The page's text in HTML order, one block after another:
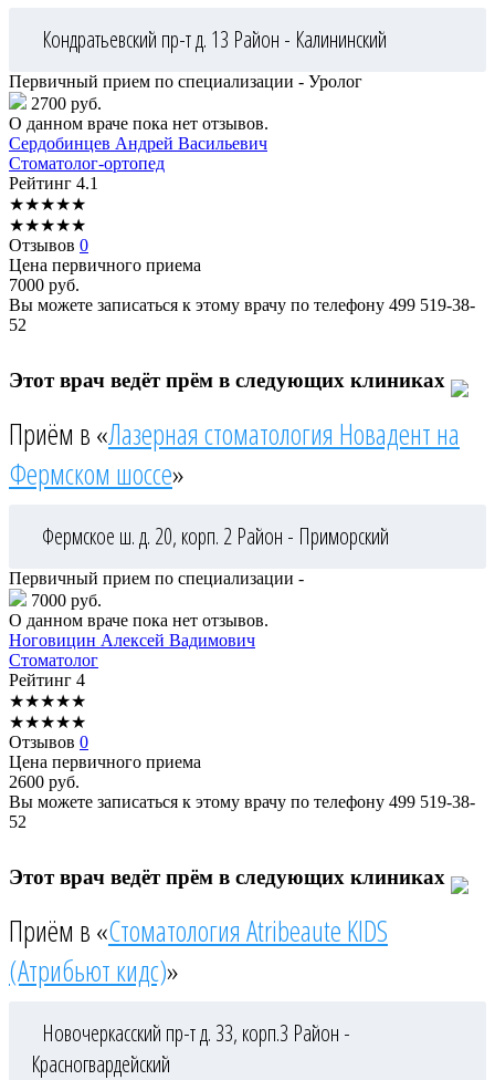
Кондратьевский пр-т д. 13 Район - Калининский
Первичный прием по специализации - Уролог
2700 руб.
О данном враче пока нет отзывов.
Сердобинцев Андрей Васильевич
Стоматолог-ортопед
Рейтинг 4.1
★★★★★
★★★★★
Отзывов 0
Цена первичного приема
7000 руб.
Вы можете записаться к этому врачу по телефону 499 519-38-
52
Этот врач ведёт прём в следующих клиниках
Приём в «Лазерная стоматология Новадент на
Фермском шоссе»
Фермское ш. д. 20, корп. 2 Район - Приморский
Первичный прием по специализации -
7000 руб.
О данном враче пока нет отзывов.
Ноговицин Алексей Вадимович
Стоматолог
Рейтинг 4
★★★★★
★★★★★
Отзывов 0
Цена первичного приема
2600 руб.
Вы можете записаться к этому врачу по телефону 499 519-38-
52
Этот врач ведёт прём в следующих клиниках
Приём в «Стоматология Atribeaute KIDS
(Атрибьют кидс)»
Новочеркасский пр-т д. 33, корп.3 Район -
Красногвардейский